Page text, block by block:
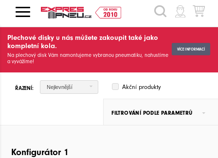
HLEDAT
Plechové disky u nás můžete zakoupit také jako
kompletní kola.
Na plechový disk Vám namontujeme vybranou pneumatiku, nahustíme
a vyvážíme!
VÍCE INFORMACÍ
ŘAZENÍ: Nejlevnější Akční produkty
FILTROVÁNÍ PODLE PARAMETRŮ
Konfigurátor 1